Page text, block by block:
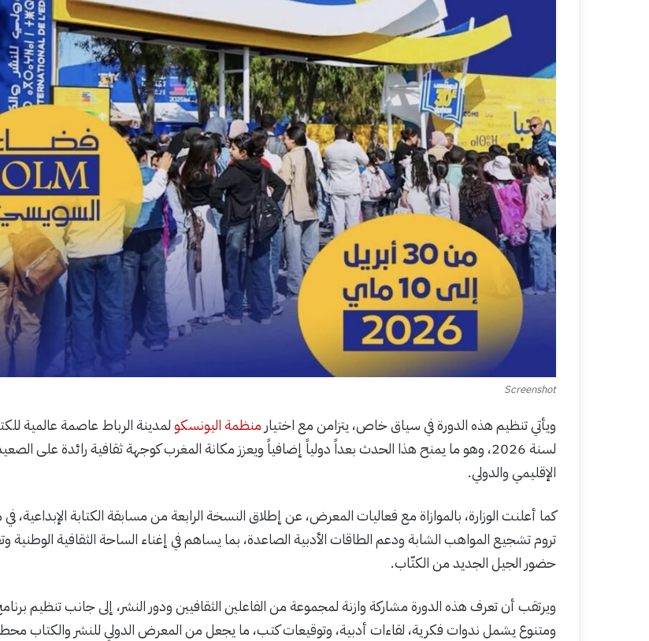
Screenshot
ويأتي تنظيم هذه الدورة في سياق خاص، يتزامن مع اختيار منظمة اليونسكولمدينة الرباط عاصمة عالمية
لسنة 2026، وهو ما يمنح هذا الحدث بعداً دولياً إضافياً ويعزز مكانة المغرب كوجهة ثقافية رائدة على
الإقليمي والدولي.
كما أعلنت الوزارة، بالموازاة مع فعاليات المعرض، عن إطلاق النسخة الرابعة من مسابقة الكتابة الإبداعية، في
تروم تشجيع المواهب الشابة ودعم الطاقات الأدبية الصاعدة، بما يساهم في إغناء الساحة الثقافية الوطنية
حضور الجيل الجديد من الكتّاب.
ويرتقب أن تعرف هذه الدورة مشاركة وازنة لمجموعة من الفاعلين الثقافيين ودور النشر، إلى جانب تنظيم
ومتنوع يشمل ندوات فكرية، لقاءات أدبية، وتوقيعات كتب، ما يجعل من المعرض الدولي للنشر والكتاب